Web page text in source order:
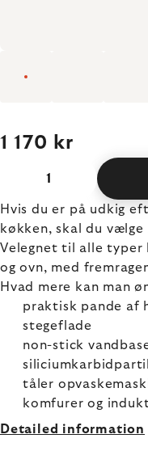
1 170 kr
Hvis du er på udkig
køkken, skal du
Velegnet til alle typer
og ovn, med
Hvad mere kan man
praktisk pande af
stegeflade
non-stick
tåler
komfurer og
Detailed information